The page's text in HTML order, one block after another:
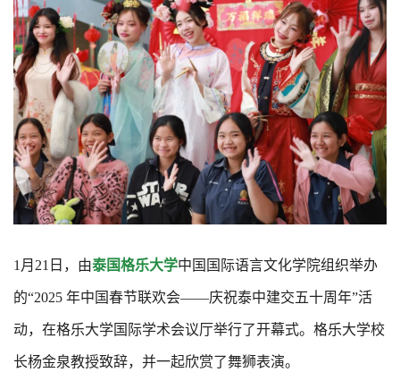
1月21日，由泰国格乐大学中国国际语言文化学院组织举办
的“2025 年中国春节联欢会——庆祝泰中建交五十周年”活
动，在格乐大学国际学术会议厅举行了开幕式。格乐大学校
长杨金泉教授致辞，并一起欣赏了舞狮表演。